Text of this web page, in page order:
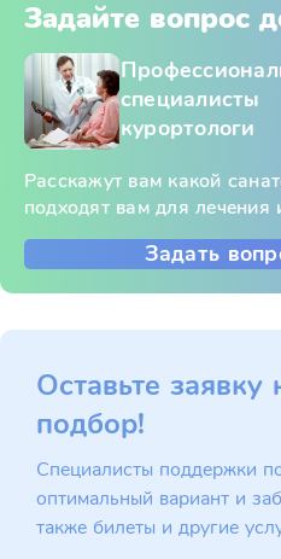
Задайте вопрос
специалисты
курортологи
Расскажут вам какой
подходят вам для лечения
Задать
Оставьте
подбор!
Специалисты поддержки
оптимальный вариант и
также билеты и другие